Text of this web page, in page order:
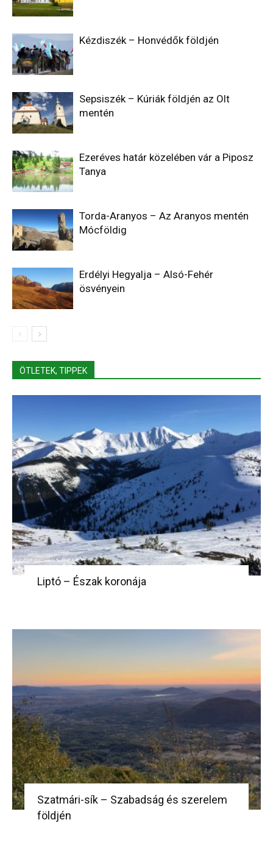
Kézdiszék – Honvédők földjén
Sepsiszék – Kúriák földjén az Olt
mentén
Ezeréves határ közelében vár a Piposz
Tanya
Torda-Aranyos – Az Aranyos mentén
Mócföldig
Erdélyi Hegyalja – Alsó-Fehér
ösvényein
ÖTLETEK, TIPPEK
Liptó – Észak koronája
Szatmári-sík – Szabadság és szerelem
földjén